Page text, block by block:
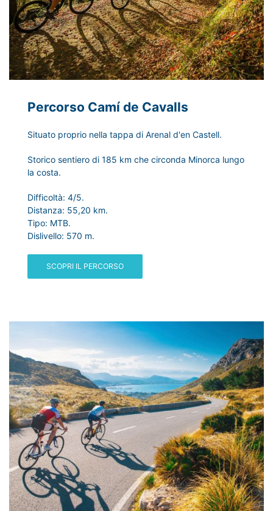
Percorso Camí de Cavalls
Situato proprio nella tappa di Arenal d'en Castell.
Storico sentiero di 185 km che circonda Minorca lungo
la costa.
Difficoltà: 4/5.
Distanza: 55,20 km.
Tipo: MTB.
Dislivello: 570 m.
SCOPRI IL PERCORSO